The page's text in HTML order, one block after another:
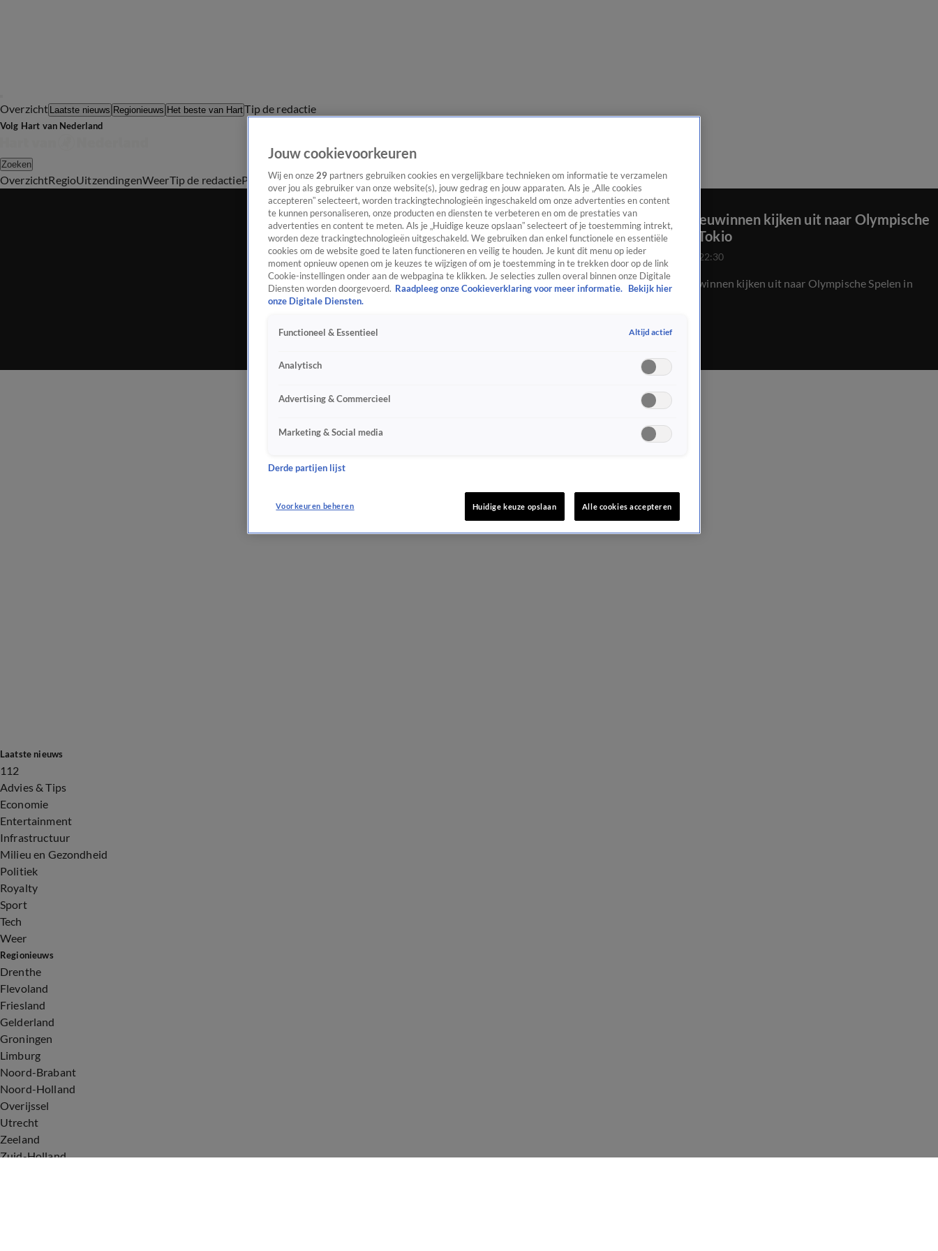
Overzicht Laatste nieuws Regionieuws Het beste van HartTip de redactie
Volg Hart van Nederland
Zoeken
OverzichtRegioUitzendingenWeerTip de redactiePanelVideo's
Oranje Leeuwinnen kijken uit naar Olympische
Spelen in Tokio
30 juni 2021, 22:30
Oranje Leeuwinnen kijken uit naar Olympische Spelen in
Laatste nieuws
112
Advies & Tips
Economie
Entertainment
Infrastructuur
Milieu en Gezondheid
Politiek
Royalty
Sport
Tech
Weer
Regionieuws
Drenthe
Flevoland
Friesland
Gelderland
Groningen
Limburg
Noord-Brabant
Noord-Holland
Overijssel
Utrecht
Zeeland
Zuid-Holland
Jouw cookievoorkeuren
Wij en onze 29 partners gebruiken cookies en vergelijkbare technieken om informatie te verzamelen
over jou als gebruiker van onze website(s), jouw gedrag en jouw apparaten. Als je „Alle cookies
accepteren” selecteert, worden trackingtechnologieën ingeschakeld om onze advertenties en content
te kunnen personaliseren, onze producten en diensten te verbeteren en om de prestaties van
advertenties en content te meten. Als je „Huidige keuze opslaan” selecteert of je toestemming intrekt,
worden deze trackingtechnologieën uitgeschakeld. We gebruiken dan enkel functionele en essentiële
cookies om de website goed te laten functioneren en veilig te houden. Je kunt dit menu op ieder
moment opnieuw openen om je keuzes te wijzigen of om je toestemming in te trekken door op de link
Cookie-instellingen onder aan de webpagina te klikken. Je selecties zullen overal binnen onze Digitale
Diensten worden doorgevoerd. Raadpleeg onze Cookieverklaring voor meer informatie.
Bekijk hier
onze Digitale Diensten.
Functioneel & Essentieel Altijd actief
Analytisch
Advertising & Commercieel
Marketing & Social media
Derde partijen lijst
Voorkeuren beheren Huidige keuze opslaan Alle cookies accepteren